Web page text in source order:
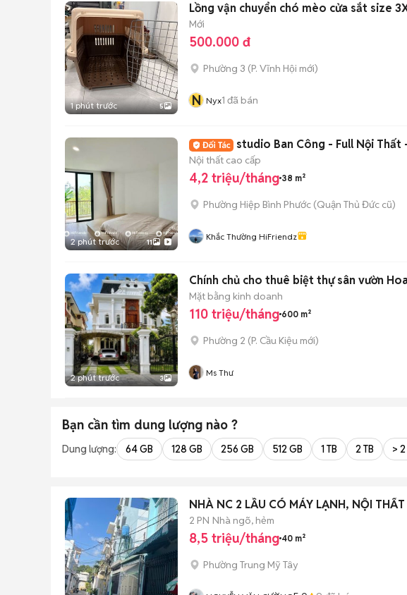
1 phút trước 5
Lồng vận chuyển chó mèo cửa sắt size
Mới
500.000 đ
Phường 3 (P. Vĩnh Hội mới)
N Nyx1 đã bán
2 phút trước 11
studio Ban Công - Full Nội Thất
Nội thất cao cấp
4,2 triệu/tháng 38 m²
Phường Hiệp Bình Phước (Quận Thủ Đức cũ)
Khắc Thường HiFriendz
2 phút trước 3
Chính chủ cho thuê biệt thự sân vườn
Mặt bằng kinh doanh
110 triệu/tháng 600 m²
Phường 2 (P. Cầu Kiệu mới)
Ms Thư
Bạn cần tìm dung lượng nào ?
Dung lượng: 64 GB 128 GB 256 GB 512 GB 1 TB 2 TB > 2
NHÀ NC 2 LẦU CÓ MÁY LẠNH, NỘI
2 PN Nhà ngõ, hẻm
8,5 triệu/tháng 40 m²
Phường Trung Mỹ Tây